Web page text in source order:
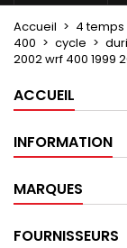
Accueil 4 temps
400
cycle
2002 wrf 400 1999
ACCUEIL
INFORMATION
MARQUES
FOURNISSEURS